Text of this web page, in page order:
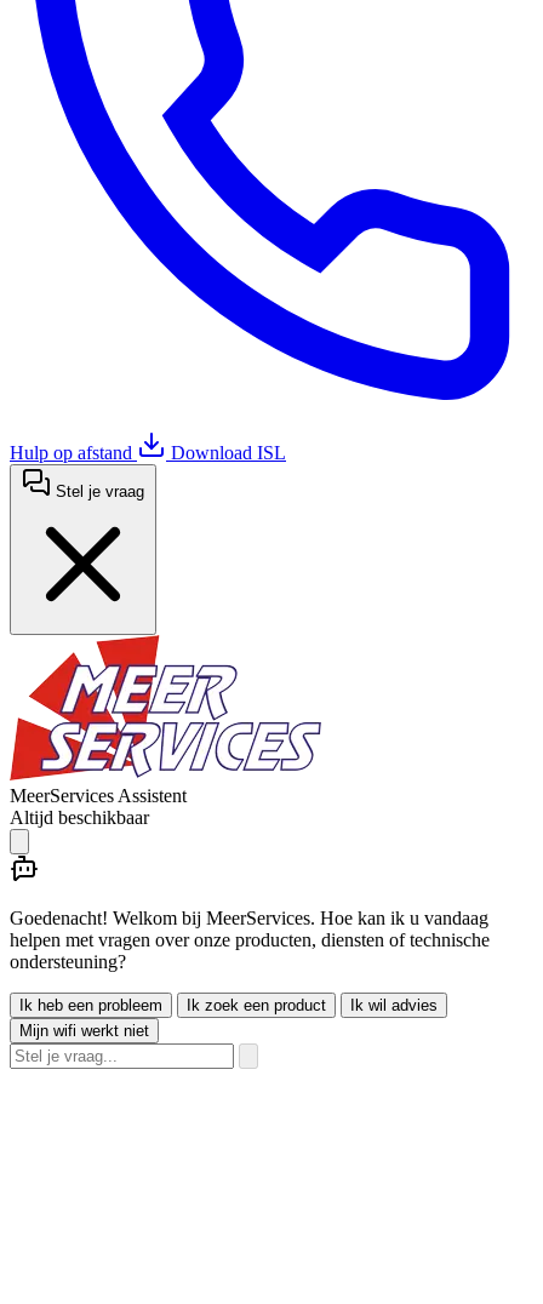
Hulp op afstand Download ISL
Stel je vraag
MeerServices Assistent
Altijd beschikbaar
Goedenacht! Welkom bij MeerServices. Hoe kan ik u vandaag
helpen met vragen over onze producten, diensten of technische
ondersteuning?
Ik heb een probleem Ik zoek een product
Ik wil advies
Mijn wifi werkt niet